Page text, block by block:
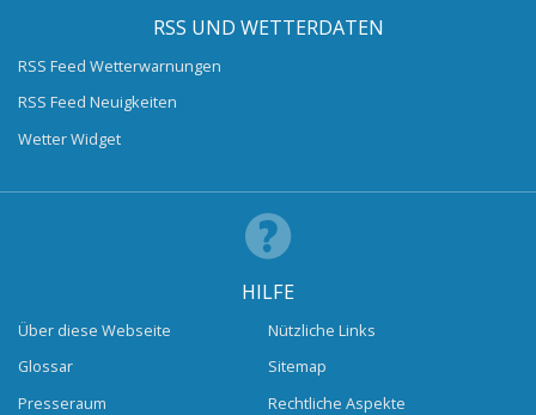
RSS UND WETTERDATEN
RSS Feed Wetterwarnungen
RSS Feed Neuigkeiten
Wetter Widget
HILFE
Über diese Webseite
Glossar
Presseraum
Nützliche Links
Sitemap
Rechtliche Aspekte